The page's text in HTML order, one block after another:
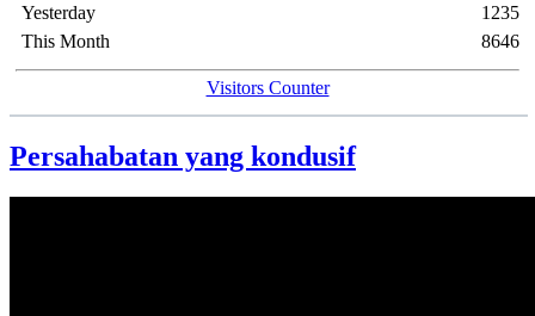
Yesterday
This Month
1235
8646
Visitors Counter
Persahabatan yang kondusif